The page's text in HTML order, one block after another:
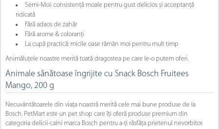
Semi-Moi: consistență moale pentru gust delicios și acceptanță
ridicată
Fără adaos de zahăr
Fără arome & coloranți
La cupă practică: micile oase rămân moi pentru mult timp
Animăluțele noastre merită toată dragostea pe care le-o putem oferi.
Animale sănătoase îngrijite cu Snack Bosch Fruitees
Mango, 200 g
Necuvântătoarele din viața noastră merită cele mai bune produse de la
Bosch. PetMart este un pet shop care îți oferă produse premium din
categoria delicii-caini marca Bosch pentru a-ți răsfăța prietenul nevorbitor.